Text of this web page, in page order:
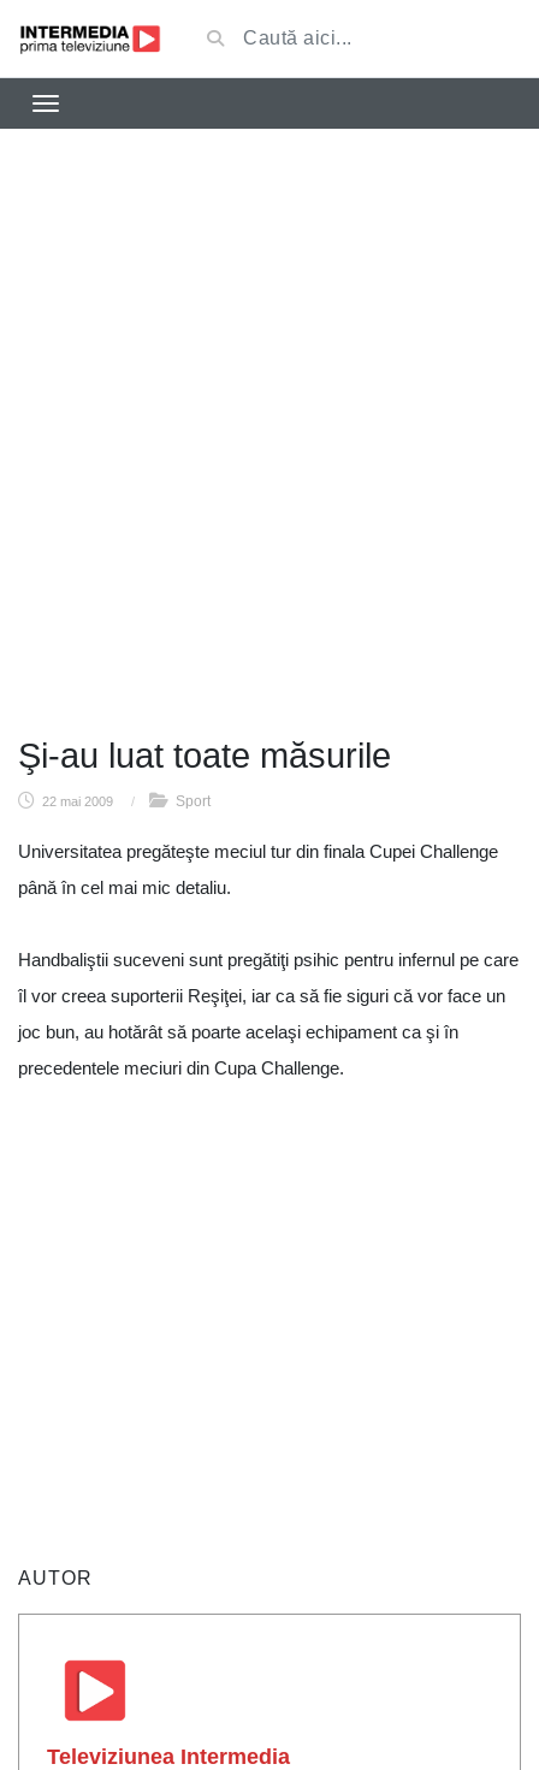
Şi-au luat toate măsurile
22 mai 2009 / Sport
Universitatea pregăteşte meciul tur din finala Cupei Challenge
până în cel mai mic detaliu.
Handbaliştii suceveni sunt pregătiţi psihic pentru infernul pe care
îl vor creea suporterii Reşiţei, iar ca să fie siguri că vor face un
joc bun, au hotărât să poarte acelaşi echipament ca şi în
precedentele meciuri din Cupa Challenge.
AUTOR
Televiziunea Intermedia